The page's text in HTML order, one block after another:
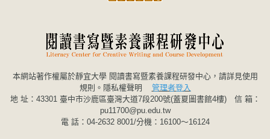
本網站著作權屬於靜宜大學 閱讀書寫暨素養課程研發中心，請詳見使用
規則。 隱私權聲明
管理者登入
地 址：43301 臺中市沙鹿區臺灣大道7段200號(蓋夏圖書館4樓) 信 箱：
pu11700@pu.edu.tw
電 話：04-2632 8001/分機：16100～16124